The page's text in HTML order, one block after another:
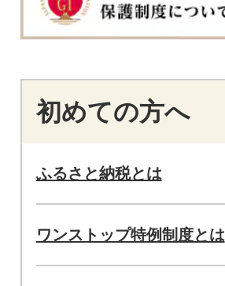
初めての方へ
ふるさと納税とは
ワンストップ特例制度とは